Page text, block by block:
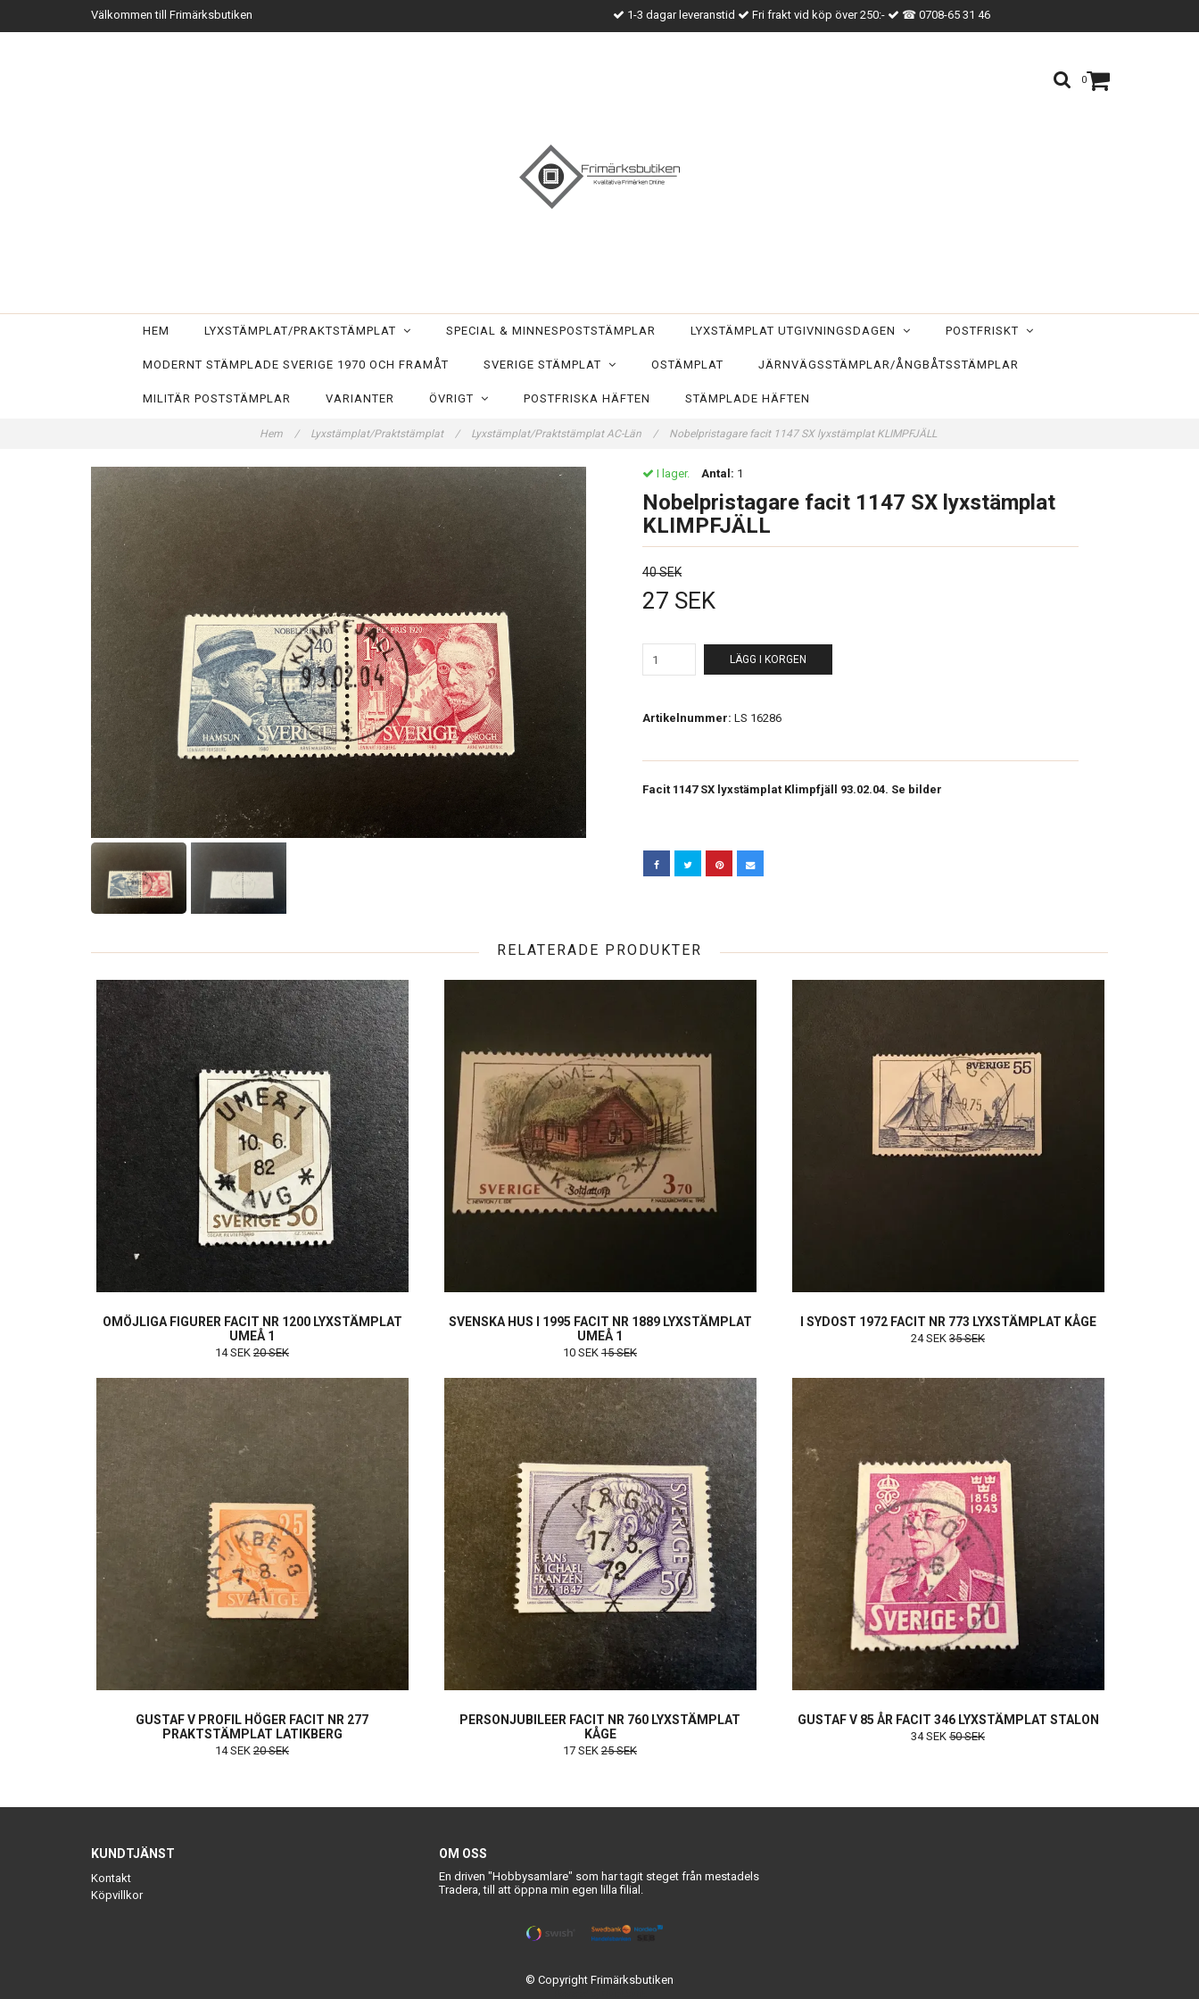
Välkommen till Frimärksbutiken 1-3 dagar leveranstid Fri frakt vid köp över 250:- ☎ 0708-65 31 46
0
HEM LYXSTÄMPLAT/PRAKTSTÄMPLAT SPECIAL & MINNESPOSTSTÄMPLAR LYXSTÄMPLAT UTGIVNINGSDAGEN POSTFRISKT
MODERNT STÄMPLADE SVERIGE 1970 OCH FRAMÅT SVERIGE STÄMPLAT OSTÄMPLAT JÄRNVÄGSSTÄMPLAR/ÅNGBÅTSSTÄMPLAR
MILITÄR POSTSTÄMPLAR VARIANTER ÖVRIGT POSTFRISKA HÄFTEN STÄMPLADE HÄFTEN
Hem / Lyxstämplat/Praktstämplat / Lyxstämplat/Praktstämplat AC-Län / Nobelpristagare facit 1147 SX lyxstämplat KLIMPFJÄLL
I lager. Antal: 1
Nobelpristagare facit 1147 SX lyxstämplat
KLIMPFJÄLL
40 SEK
27 SEK
LÄGG I KORGEN
Artikelnummer: LS 16286
Facit 1147 SX lyxstämplat Klimpfjäll 93.02.04. Se bilder
RELATERADE PRODUKTER
OMÖJLIGA FIGURER FACIT NR 1200 LYXSTÄMPLAT
UMEÅ 1
14 SEK 20 SEK
SVENSKA HUS I 1995 FACIT NR 1889 LYXSTÄMPLAT
UMEÅ 1
10 SEK 15 SEK
I SYDOST 1972 FACIT NR 773 LYXSTÄMPLAT KÅGE
24 SEK 35 SEK
GUSTAF V PROFIL HÖGER FACIT NR 277
PRAKTSTÄMPLAT LATIKBERG
14 SEK 20 SEK
PERSONJUBILEER FACIT NR 760 LYXSTÄMPLAT
KÅGE
17 SEK 25 SEK
GUSTAF V 85 ÅR FACIT 346 LYXSTÄMPLAT STALON
34 SEK 50 SEK
KUNDTJÄNST
Kontakt
Köpvillkor
OM OSS
En driven "Hobbysamlare" som har tagit steget från mestadels
Tradera, till att öppna min egen lilla filial.
© Copyright Frimärksbutiken